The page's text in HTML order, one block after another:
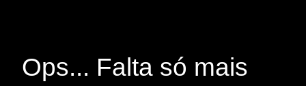
Ops... Falta só mais